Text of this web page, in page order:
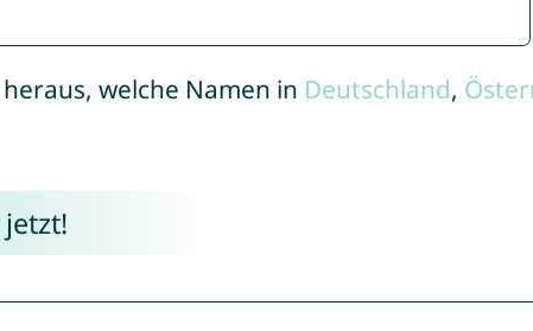
welche Namen in Deutschland,